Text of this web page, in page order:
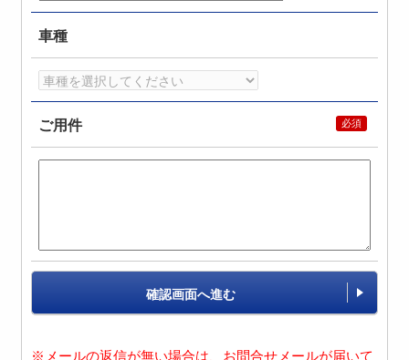
車種
ご用件
確認画面へ進む
※メールの返信が無い場合は、お問合せメールが届いて